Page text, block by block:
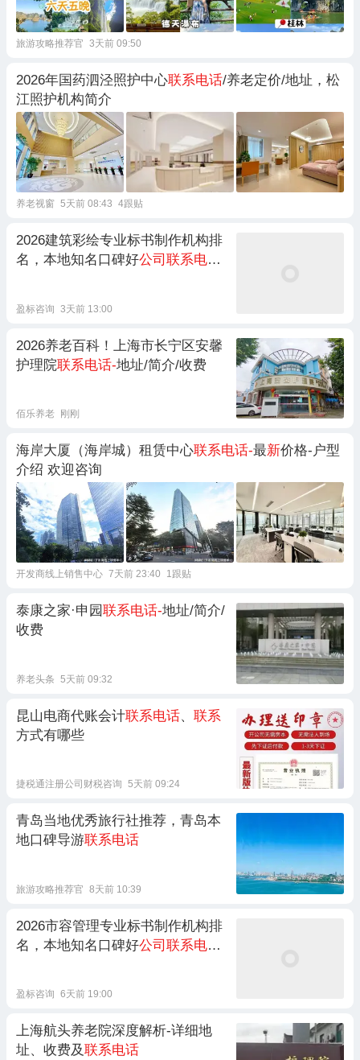
旅游攻略推荐官 3天前 09:50
2026年国药泗泾照护中心联系电话/养老定价/地址，松
江照护机构简介
养老视窗 5天前 08:43 4跟贴
2026建筑彩绘专业标书制作机构排
名，本地知名口碑好公司联系电话
盈标咨询 3天前 13:00
2026养老百科！上海市长宁区安馨
护理院联系电话-地址/简介/收费
佰乐养老 刚刚
海岸大厦（海岸城）租赁中心联系电话-最新价格-户型
介绍 欢迎咨询
开发商线上销售中心 7天前 23:40 1跟贴
泰康之家·申园 联系电话-地址/简介/
收费
养老头条 5天前 09:32
昆山电商代账会计联系电话、 联系
方式有哪些
捷税通注册公司财税咨询 5天前 09:24
青岛当地优秀旅行社推荐，青岛本
地口碑导游联系电话
旅游攻略推荐官 8天前 10:39
2026市容管理专业标书制作机构排
名，本地知名口碑好公司联系电话
盈标咨询 6天前 19:00
上海航头养老院深度解析-详细地
址、收费及联系电话